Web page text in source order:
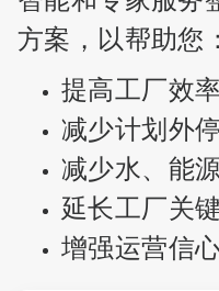
方案，以帮助您
提高工厂效
减少计划外
减少水、能
延长工厂关
增强运营信